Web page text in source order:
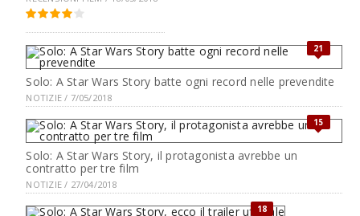
21
Solo: A Star Wars Story batte ogni record nelle prevendite
NOTIZIE / 7/05/2018
15
Solo: A Star Wars Story, il protagonista avrebbe un
contratto per tre film
NOTIZIE / 27/04/2018
18